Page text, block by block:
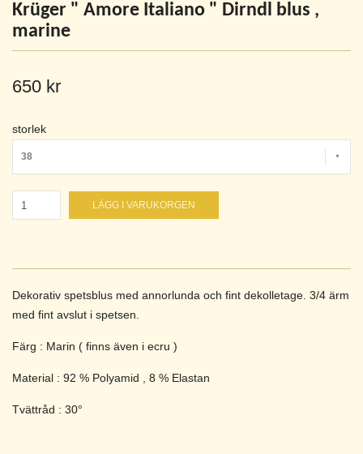
Krüger " Amore Italiano " Dirndl blus ,
marine
650 kr
storlek
38
LÄGG I VARUKORGEN
Dekorativ spetsblus med annorlunda och fint dekolletage. 3/4 ärm
med fint avslut i spetsen.
Färg : Marin ( finns även i ecru )
Material : 92 % Polyamid , 8 % Elastan
Tvättråd : 30°